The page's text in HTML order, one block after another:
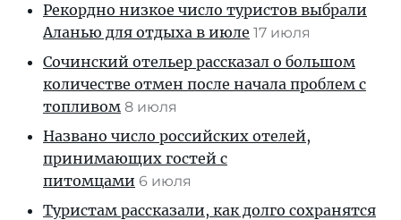
Рекордно низкое число туристов выбрали
Аланью для отдыха в июле 17 июля
Сочинский отельер рассказал о большом
количестве отмен после начала проблем с
топливом 8 июля
Названо число российских отелей,
принимающих гостей с
питомцами 6 июля
Туристам рассказали, как долго сохранятся